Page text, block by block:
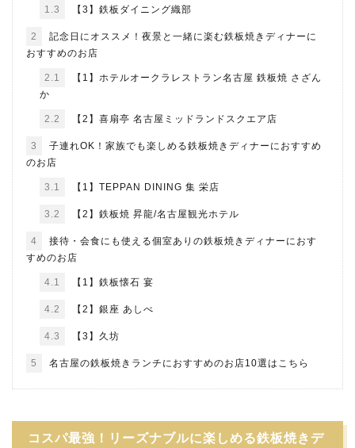
1.3 【3】鉄板ダイニング織部
2
記念日にオススメ！夜景と一緒に楽む鉄板焼きディナーに
おすすめのお店
2.1
【1】ホテルオークラレストラン名古屋 鉄板焼 さざん
か
2.2 【2】喜扇亭 名古屋ミッドランドスクエア店
3
子連れOK！家族でも楽しめる鉄板焼きディナーにおすすめ
のお店
3.1 【1】TEPPAN DINING 集 栄店
3.2 【2】鉄板焼 昇龍/名古屋観光ホテル
4
接待・会食にも使える個室ありの鉄板焼きディナーにおす
すめのお店
4.1 【1】鉄板懐石 宴
4.2 【2】銀座 あしべ
4.3 【3】久坊
5 名古屋の鉄板焼きランチにおすすめのお店10選はこちら
コスパ最強！リーズナブルに楽しめる鉄板焼きデ